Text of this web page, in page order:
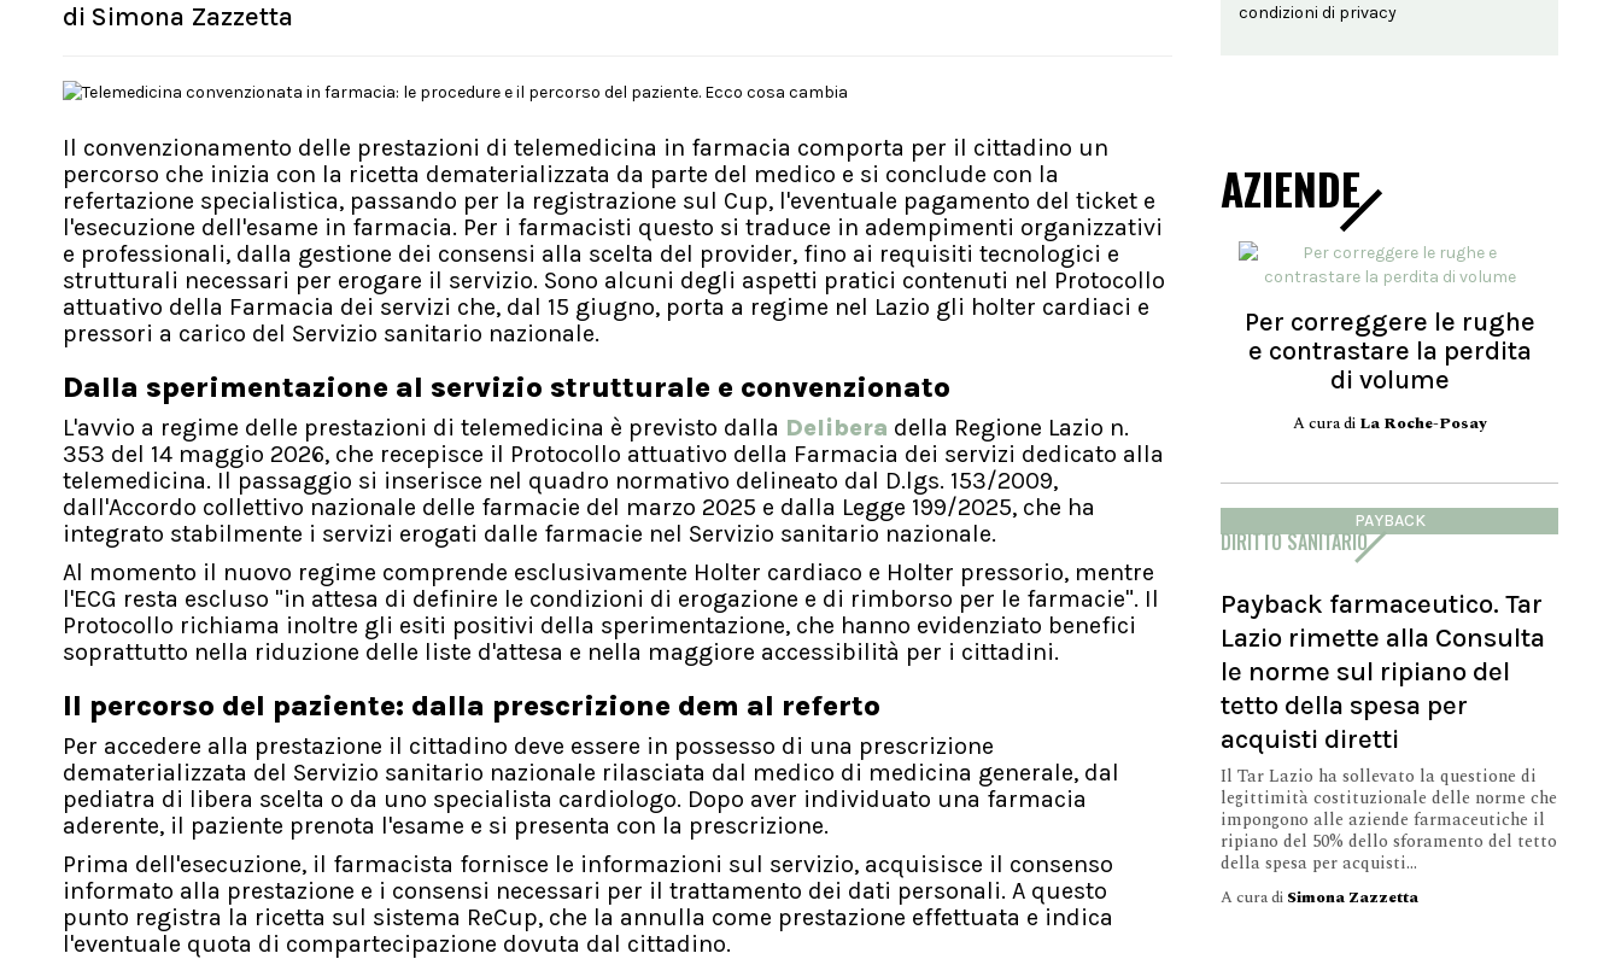
di Simona Zazzetta
Il convenzionamento delle prestazioni di telemedicina in farmacia comporta per il cittadino un
percorso che inizia con la ricetta dematerializzata da parte del medico e si conclude con la
refertazione specialistica, passando per la registrazione sul Cup, l'eventuale pagamento del ticket e
l'esecuzione dell'esame in farmacia. Per i farmacisti questo si traduce in adempimenti organizzativi
e professionali, dalla gestione dei consensi alla scelta del provider, fino ai requisiti tecnologici e
strutturali necessari per erogare il servizio. Sono alcuni degli aspetti pratici contenuti nel Protocollo
attuativo della Farmacia dei servizi che, dal 15 giugno, porta a regime nel Lazio gli holter cardiaci e
pressori a carico del Servizio sanitario nazionale.
Dalla sperimentazione al servizio strutturale e convenzionato
L'avvio a regime delle prestazioni di telemedicina è previsto dalla Delibera della Regione Lazio n.
353 del 14 maggio 2026, che recepisce il Protocollo attuativo della Farmacia dei servizi dedicato alla
telemedicina. Il passaggio si inserisce nel quadro normativo delineato dal D.lgs. 153/2009,
dall'Accordo collettivo nazionale delle farmacie del marzo 2025 e dalla Legge 199/2025, che ha
integrato stabilmente i servizi erogati dalle farmacie nel Servizio sanitario nazionale.
Al momento il nuovo regime comprende esclusivamente Holter cardiaco e Holter pressorio, mentre
l'ECG resta escluso "in attesa di definire le condizioni di erogazione e di rimborso per le farmacie". Il
Protocollo richiama inoltre gli esiti positivi della sperimentazione, che hanno evidenziato benefici
soprattutto nella riduzione delle liste d'attesa e nella maggiore accessibilità per i cittadini.
Il percorso del paziente: dalla prescrizione dem al referto
Per accedere alla prestazione il cittadino deve essere in possesso di una prescrizione
dematerializzata del Servizio sanitario nazionale rilasciata dal medico di medicina generale, dal
pediatra di libera scelta o da uno specialista cardiologo. Dopo aver individuato una farmacia
aderente, il paziente prenota l'esame e si presenta con la prescrizione.
Prima dell'esecuzione, il farmacista fornisce le informazioni sul servizio, acquisisce il consenso
informato alla prestazione e i consensi necessari per il trattamento dei dati personali. A questo
punto registra la ricetta sul sistema ReCup, che la annulla come prestazione effettuata e indica
l'eventuale quota di compartecipazione dovuta dal cittadino.
condizioni di privacy
AZIENDE
Per correggere le rughe
e contrastare la perdita
di volume
A cura di La Roche-Posay
PAYBACK
DIRITTO SANITARIO
Payback farmaceutico. Tar
Lazio rimette alla Consulta
le norme sul ripiano del
tetto della spesa per
acquisti diretti
Il Tar Lazio ha sollevato la questione di
legittimità costituzionale delle norme che
impongono alle aziende farmaceutiche il
ripiano del 50% dello sforamento del tetto
della spesa per acquisti...
A cura di Simona Zazzetta